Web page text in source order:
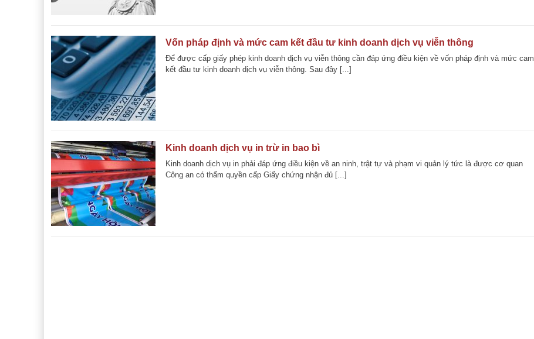
Vốn pháp định và mức cam kết đầu tư kinh doanh dịch vụ viễn thông
Để được cấp giấy phép kinh doanh dịch vụ viễn thông cần đáp ứng điều kiện về vốn pháp định và mức cam
kết đầu tư kinh doanh dịch vụ viễn thông. Sau đây [...]
Kinh doanh dịch vụ in trừ in bao bì
Kinh doanh dịch vụ in phải đáp ứng điều kiện về an ninh, trật tự và phạm vi quản lý tức là được cơ quan
Công an có thẩm quyền cấp Giấy chứng nhận đủ [...]